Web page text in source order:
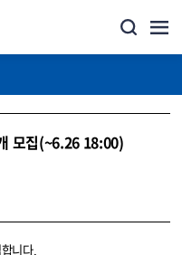
모집(~6.26 18:00)
니다.